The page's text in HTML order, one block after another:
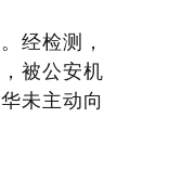
经检测，
被公安机
未主动向